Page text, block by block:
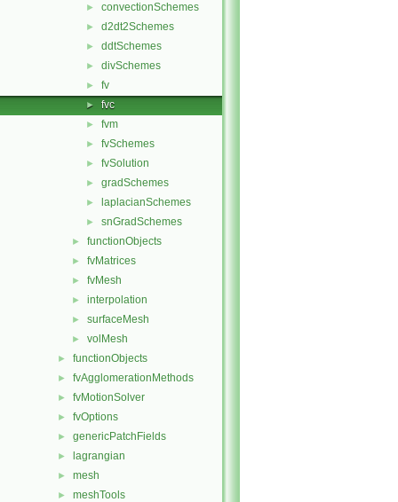
► convectionSchemes
► d2dt2Schemes
► ddtSchemes
► divSchemes
► fv
► fvc
► fvm
► fvSchemes
► fvSolution
► gradSchemes
► laplacianSchemes
► snGradSchemes
► functionObjects
► fvMatrices
► fvMesh
► interpolation
► surfaceMesh
► volMesh
► functionObjects
► fvAgglomerationMethods
► fvMotionSolver
► fvOptions
► genericPatchFields
► lagrangian
► mesh
► meshTools